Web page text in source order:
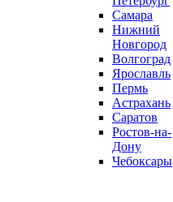
Самара
Нижний
Новгород
Волгоград
Ярославль
Пермь
Астрахань
Саратов
Ростов-на-
Дону
Чебоксары